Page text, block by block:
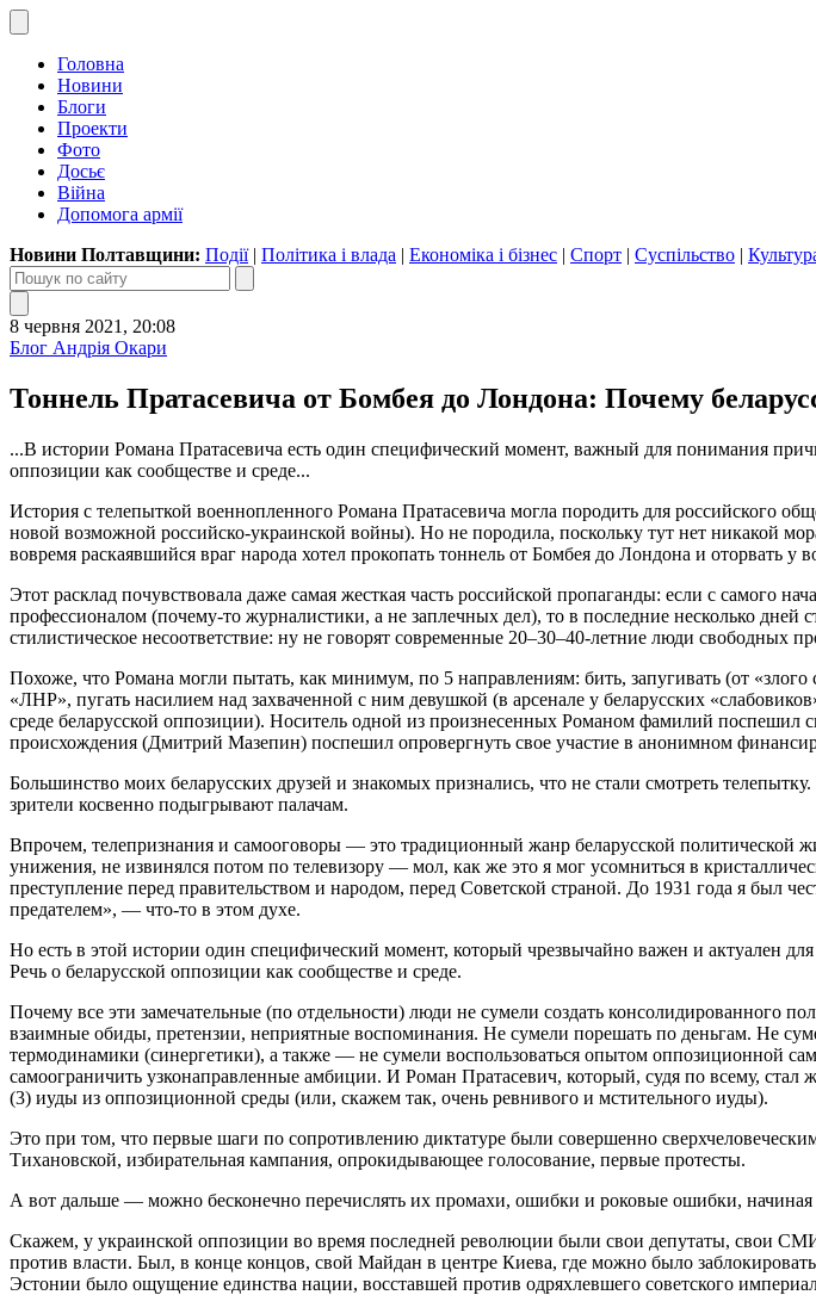
Головна
Новини
Блоги
Проекти
Фото
Досьє
Війна
Допомога армії
Новини Полтавщини: Події| Політика і влада | Економіка і бізнес | Спорт | Суспільство |
8 червня 2021, 20:08
Блог Андрія Окари
Тоннель Пратасевича от Бомбея до Лондона: Почему
...В истории Романа Пратасевича есть один специфический момент, важный для понимания
оппозиции как сообществе и среде...
История с телепыткой военнопленного Романа Пратасевича могла породить для российского
новой возможной российско-украинской войны). Но не породила, поскольку тут нет никакой
вовремя раскаявшийся враг народа хотел прокопать тоннель от Бомбея до Лондона и оторвать у
Этот расклад почувствовала даже самая жесткая часть российской пропаганды: если с самого
профессионалом (почему-то журналистики, а не заплечных дел), то в последние несколько
стилистическое несоответствие: ну не говорят современные 20–30–40-летние люди свободных
Похоже, что Романа могли пытать, как минимум, по 5 направлениям: бить, запугивать (от
«ЛНР», пугать насилием над захваченной с ним девушкой (в арсенале у беларусских
среде беларусской оппозиции). Носитель одной из произнесенных Романом фамилий
происхождения (Дмитрий Мазепин) поспешил опровергнуть свое участие в анонимном
Большинство моих беларусских друзей и знакомых признались, что не стали смотреть
зрители косвенно подыгрывают палачам.
Впрочем, телепризнания и самооговоры — это традиционный жанр беларусской
унижения, не извинялся потом по телевизору — мол, как же это я мог усомниться в
преступление перед правительством и народом, перед Советской страной. До 1931 года я был
предателем», — что-то в этом духе.
Но есть в этой истории один специфический момент, который чрезвычайно важен и актуален
Речь о беларусской оппозиции как сообществе и среде.
Почему все эти замечательные (по отдельности) люди не сумели создать консолидированного
взаимные обиды, претензии, неприятные воспоминания. Не сумели порешать по деньгам. Не
термодинамики (синергетики), а также — не сумели воспользоваться опытом оппозиционной
самоограничить узконаправленные амбиции. И Роман Пратасевич, который, судя по всему, стал
(3) иуды из оппозиционной среды (или, скажем так, очень ревнивого и мстительного иуды).
Это при том, что первые шаги по сопротивлению диктатуре были совершенно
Тихановской, избирательная кампания, опрокидывающее голосование, первые протесты.
А вот дальше — можно бесконечно перечислять их промахи, ошибки и роковые ошибки, начиная
Скажем, у украинской оппозиции во время последней революции были свои депутаты, свои
против власти. Был, в конце концов, свой Майдан в центре Киева, где можно было
Эстонии было ощущение единства нации, восставшей против одряхлевшего советского